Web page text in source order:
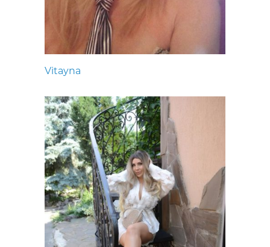
Vitayna